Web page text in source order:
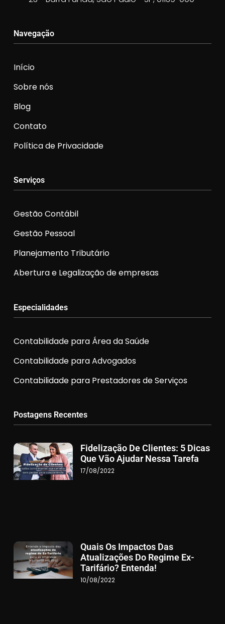
Navegação
Início
Sobre nós
Blog
Contato
Política de Privacidade
Serviços
Gestão Contábil
Gestão Pessoal
Planejamento Tributário
Abertura e Legalização de empresas
Especialidades
Contabilidade para Área da Saúde
Contabilidade para Advogados
Contabilidade para Prestadores de Serviços
Postagens Recentes
Fidelização De Clientes: 5 Dicas
Que Vão Ajudar Nessa Tarefa
17/08/2022
Quais Os Impactos Das
Atualizações Do Regime Ex-
Tarifário? Entenda!
10/08/2022